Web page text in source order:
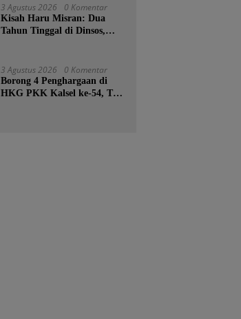
3 Agustus 2026 0 Komentar
Kisah Haru Misran: Dua
Tahun Tinggal di Dinsos,
Bumbu
3 Agustus 2026 0 Komentar
Borong 4 Penghargaan di
HKG PKK Kalsel ke-54, TP